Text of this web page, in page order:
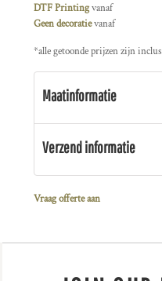
DTF Printingvanaf
Geen decoratievanaf
*alle getoonde prijzen zijn
Maatinformatie
Verzend informatie
Vraag offerte aan